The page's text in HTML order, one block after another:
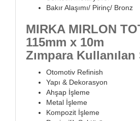
Bakır Alaşımı/ Pirinç/ Bronz
MIRKA MIRLON
115mm x 10m
Zımpara
Otomotiv Refinish
Yapı & Dekorasyon
Ahşap İşleme
Metal İşleme
Kompozit İşleme